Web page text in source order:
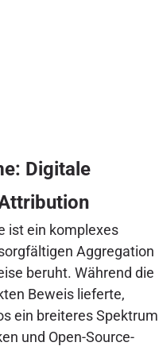
Digitale
ist ein komplexes
Aggregation
beruht. Während die
Beweis lieferte,
ein breiteres Spektrum
und Open-Source-